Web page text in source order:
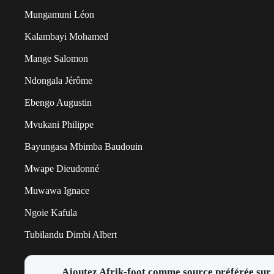
Mungamuni Léon
Kalambayi Mohamed
Mange Salomon
Ndongala Jérôme
Ebengo Augustin
Mvukani Philippe
Bayungasa Mbimba Baudouin
Mwape Dieudonné
Muwawa Ignace
Ngoie Kafula
Tubilandu Dimbi Albert
Ajoutez Afrik-foot comme source préférée sur